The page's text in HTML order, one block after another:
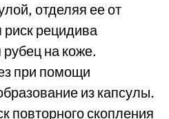
отделяя ее от
рецидива
на коже.
при помощи
из капсулы.
повторного скопления